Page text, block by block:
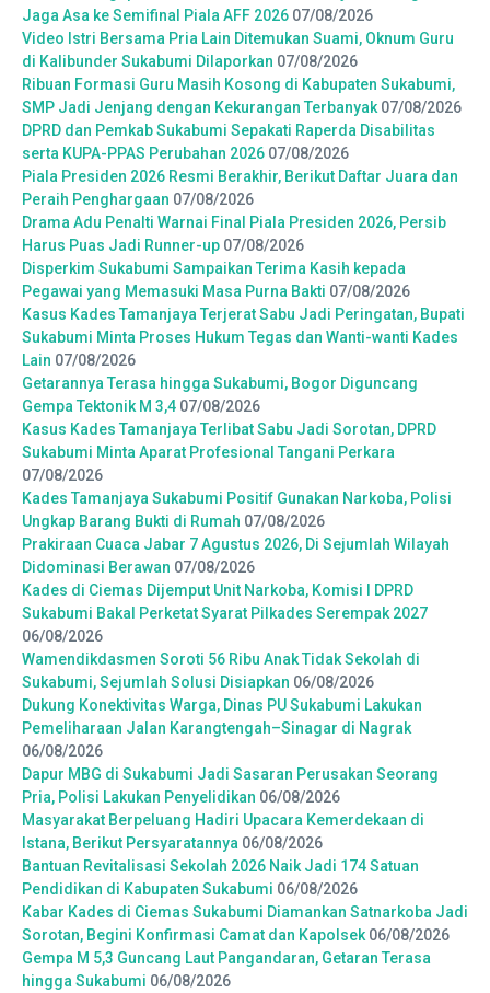
Jaga Asa ke Semifinal Piala AFF 2026 07/08/2026
Video Istri Bersama Pria Lain Ditemukan Suami, Oknum Guru
di Kalibunder Sukabumi Dilaporkan 07/08/2026
Ribuan Formasi Guru Masih Kosong di Kabupaten Sukabumi,
SMP Jadi Jenjang dengan Kekurangan Terbanyak 07/08/2026
DPRD dan Pemkab Sukabumi Sepakati Raperda Disabilitas
serta KUPA-PPAS Perubahan 2026 07/08/2026
Piala Presiden 2026 Resmi Berakhir, Berikut Daftar Juara dan
Peraih Penghargaan 07/08/2026
Drama Adu Penalti Warnai Final Piala Presiden 2026, Persib
Harus Puas Jadi Runner-up 07/08/2026
Disperkim Sukabumi Sampaikan Terima Kasih kepada
Pegawai yang Memasuki Masa Purna Bakti 07/08/2026
Kasus Kades Tamanjaya Terjerat Sabu Jadi Peringatan, Bupati
Sukabumi Minta Proses Hukum Tegas dan Wanti-wanti Kades
Lain 07/08/2026
Getarannya Terasa hingga Sukabumi, Bogor Diguncang
Gempa Tektonik M 3,4 07/08/2026
Kasus Kades Tamanjaya Terlibat Sabu Jadi Sorotan, DPRD
Sukabumi Minta Aparat Profesional Tangani Perkara
07/08/2026
Kades Tamanjaya Sukabumi Positif Gunakan Narkoba, Polisi
Ungkap Barang Bukti di Rumah 07/08/2026
Prakiraan Cuaca Jabar 7 Agustus 2026, Di Sejumlah Wilayah
Didominasi Berawan 07/08/2026
Kades di Ciemas Dijemput Unit Narkoba, Komisi I DPRD
Sukabumi Bakal Perketat Syarat Pilkades Serempak 2027
06/08/2026
Wamendikdasmen Soroti 56 Ribu Anak Tidak Sekolah di
Sukabumi, Sejumlah Solusi Disiapkan 06/08/2026
Dukung Konektivitas Warga, Dinas PU Sukabumi Lakukan
Pemeliharaan Jalan Karangtengah–Sinagar di Nagrak
06/08/2026
Dapur MBG di Sukabumi Jadi Sasaran Perusakan Seorang
Pria, Polisi Lakukan Penyelidikan 06/08/2026
Masyarakat Berpeluang Hadiri Upacara Kemerdekaan di
Istana, Berikut Persyaratannya 06/08/2026
Bantuan Revitalisasi Sekolah 2026 Naik Jadi 174 Satuan
Pendidikan di Kabupaten Sukabumi 06/08/2026
Kabar Kades di Ciemas Sukabumi Diamankan Satnarkoba Jadi
Sorotan, Begini Konfirmasi Camat dan Kapolsek 06/08/2026
Gempa M 5,3 Guncang Laut Pangandaran, Getaran Terasa
hingga Sukabumi 06/08/2026